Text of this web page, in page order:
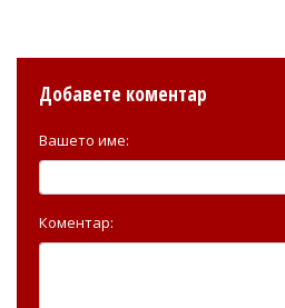
Добавете коментар
Вашето име:
Коментар: